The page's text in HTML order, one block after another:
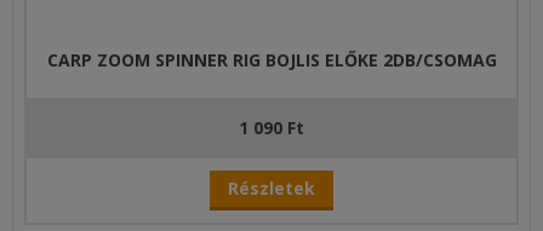
CARP ZOOM SPINNER RIG BOJLIS ELŐKE 2DB/CSOMAG
1 090 Ft
Részletek